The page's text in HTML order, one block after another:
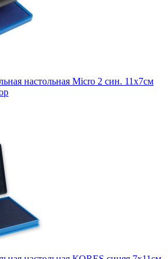
настольная Micro 2 син. 11х7см